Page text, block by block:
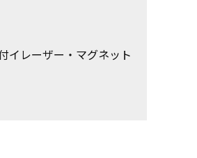
イレーザー・マグネット